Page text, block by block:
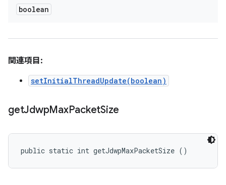
boolean
関連項目:
setInitialThreadUpdate(boolean)
getJdwpMaxPacketSize
public static int getJdwpMaxPacketSize ()